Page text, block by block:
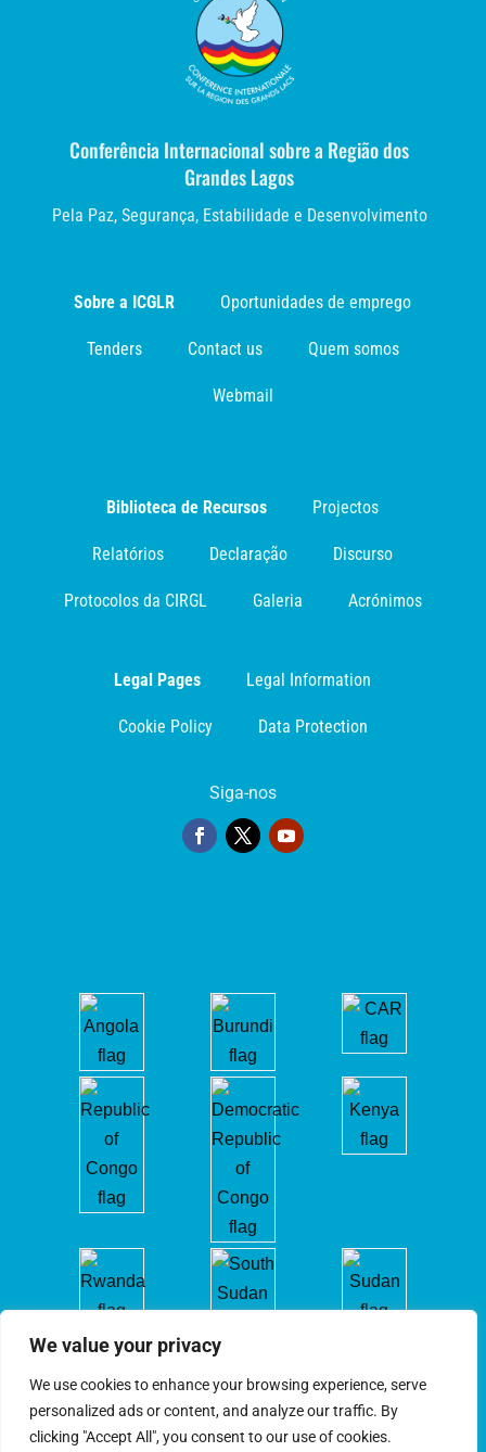
We value your privacy
We use cookies to enhance your browsing experience, serve
personalized ads or content, and analyze our traffic. By
clicking "Accept All", you consent to our use of cookies.
Conferência Internacional sobre a Região dos
Grandes Lagos
Pela Paz, Segurança, Estabilidade e Desenvolvimento
Sobre a ICGLR Oportunidades de emprego
Tenders Contact us Quem somos
Webmail
Biblioteca de Recursos Projectos
Relatórios Declaração Discurso
Protocolos da CIRGL Galeria Acrónimos
Legal Pages Legal Information
Cookie Policy Data Protection
Siga-nos